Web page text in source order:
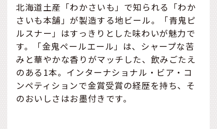
北海道土産「わかさいも」で知られる「わか
さいも本舗」が製造する地ビール。「青鬼ピ
ルスナー」はすっきりとした味わいが魅力で
す。「金鬼ペールエール」は、シャープな苦
みと華やかな香りがマッチした、飲みごたえ
のある1本。インターナショナル・ビア・コ
ンペティションで金賞受賞の経歴を持ち、そ
のおいしさはお墨付きです。